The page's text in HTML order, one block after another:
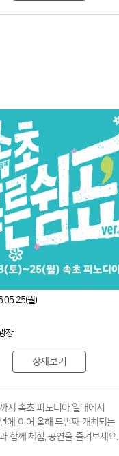
월)
장
상세보기
지 속초 피노디아 일대에서
에 이어 올해 두번째 개최되는
함께 체험, 공연을 즐겨보세요.